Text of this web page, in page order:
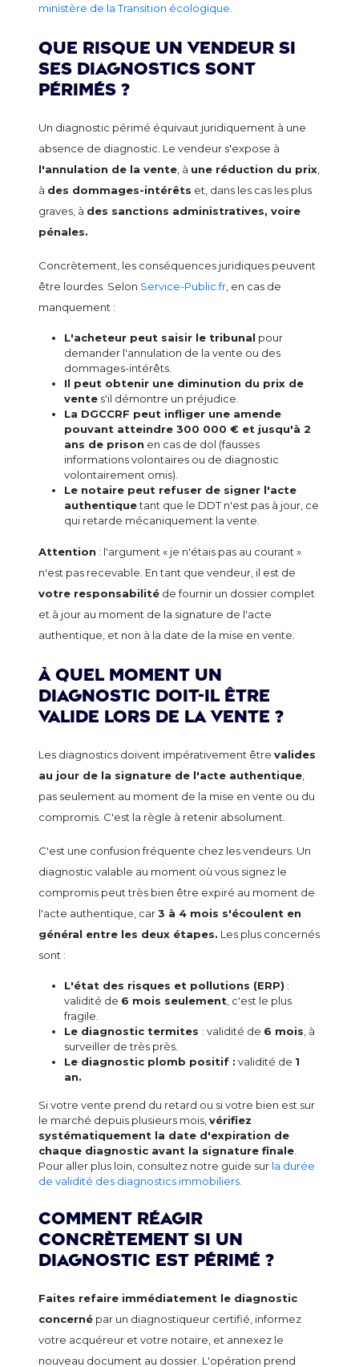
ministère de la Transition écologique.
Que risque un vendeur si
ses diagnostics sont
périmés ?
Un diagnostic périmé équivaut juridiquement à une
absence de diagnostic. Le vendeur s'expose à
l'annulation de la vente , à une réduction du prix
à des dommages-intérêts et, dans les cas les plus
graves, à des sanctions administratives, voire
pénales.
Concrètement, les conséquences juridiques peuvent
être lourdes. Selon Service-Public.fr , en cas de
manquement :
L'acheteur peut saisir le tribunal pour
demander l'annulation de la vente ou des
dommages-intérêts.
Il peut obtenir une diminution du prix de
vente s'il démontre un préjudice.
La DGCCRF peut infliger une amende
pouvant atteindre 300 000 € et jusqu'à 2
ans de prison en cas de dol (fausses
informations volontaires ou de diagnostic
volontairement omis).
Le notaire peut refuser de signer l'acte
authentiquetant que le DDT n'est pas à jour, ce
qui retarde mécaniquement la vente.
Attention : l'argument « je n'étais pas au courant »
n'est pas recevable. En tant que vendeur, il est de
votre responsabilité de fournir un dossier complet
et à jour au moment de la signature de l'acte
authentique, et non à la date de la mise en vente.
À quel moment un
diagnostic doit-il être
valide lors de la vente ?
Les diagnostics doivent impérativement être valides
au jour de la signature de l'acte authentique
pas seulement au moment de la mise en vente ou du
compromis. C'est la règle à retenir absolument.
C'est une confusion fréquente chez les vendeurs. Un
diagnostic valable au moment où vous signez le
compromis peut très bien être expiré au moment de
l'acte authentique, car3 à 4 mois s'écoulent en
général entre les deux étapes. Les plus concernés
sont :
L'état des risques et pollutions (ERP) :
validité de 6 mois seulement , c'est le plus
fragile.
Le diagnostic termites : validité de 6 mois , à
surveiller de très près.
Le diagnostic plomb positif : validité de 1
an.
Si votre vente prend du retard ou si votre bien est sur
le marché depuis plusieurs mois, vérifiez
systématiquement la date d'expiration de
chaque diagnostic avant la signature finale
Pour aller plus loin, consultez notre guide sur la durée
de validité des diagnostics immobiliers.
Comment réagir
concrètement si un
diagnostic est périmé ?
Faites refaire immédiatement le diagnostic
concerné par un diagnostiqueur certifié, informez
votre acquéreur et votre notaire, et annexez le
nouveau document au dossier. L'opération prend